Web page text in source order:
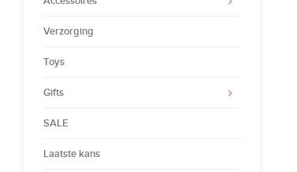
Verzorging
Toys
Gifts
SALE
Laatste kans